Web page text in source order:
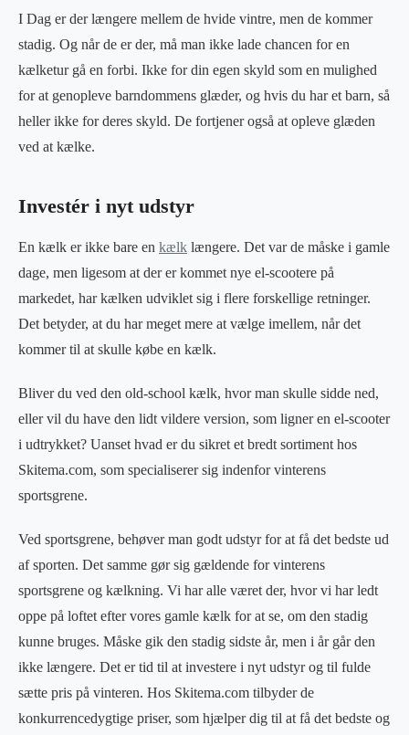
I Dag er der længere mellem de hvide vintre, men de kommer
stadig. Og når de er der, må man ikke lade chancen for en
kælketur gå en forbi. Ikke for din egen skyld som en mulighed
for at genopleve barndommens glæder, og hvis du har et barn, så
heller ikke for deres skyld. De fortjener også at opleve glæden
ved at kælke.
Investér i nyt udstyr
En kælk er ikke bare en kælk længere. Det var de måske i gamle
dage, men ligesom at der er kommet nye el-scootere på
markedet, har kælken udviklet sig i flere forskellige retninger.
Det betyder, at du har meget mere at vælge imellem, når det
kommer til at skulle købe en kælk.
Bliver du ved den old-school kælk, hvor man skulle sidde ned,
eller vil du have den lidt vildere version, som ligner en el-scooter
i udtrykket? Uanset hvad er du sikret et bredt sortiment hos
Skitema.com, som specialiserer sig indenfor vinterens
sportsgrene.
Ved sportsgrene, behøver man godt udstyr for at få det bedste ud
af sporten. Det samme gør sig gældende for vinterens
sportsgrene og kælkning. Vi har alle været der, hvor vi har ledt
oppe på loftet efter vores gamle kælk for at se, om den stadig
kunne bruges. Måske gik den stadig sidste år, men i år går den
ikke længere. Det er tid til at investere i nyt udstyr og til fulde
sætte pris på vinteren. Hos Skitema.com tilbyder de
konkurrencedygtige priser, som hjælper dig til at få det bedste og